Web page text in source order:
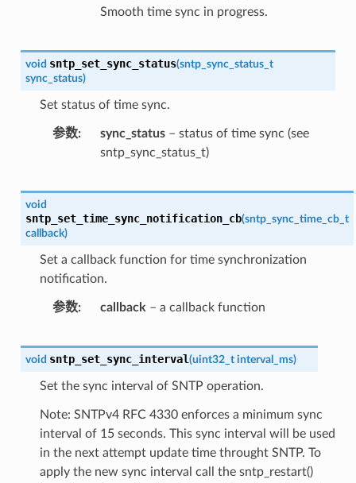
Smooth time sync in progress.
void sntp_set_sync_status(sntp_sync_status_t
sync_status)
Set status of time sync.
参数 sync_status– status of time sync (see
sntp_sync_status_t)
void
sntp_set_time_sync_notification_cb(sntp_sync_time_cb_t
callback)
Set a callback function for time synchronization
notification.
参数 callback – a callback function
void sntp_set_sync_interval(uint32_t interval_ms)
Set the sync interval of SNTP operation.
Note: SNTPv4 RFC 4330 enforces a minimum sync
interval of 15 seconds. This sync interval will be used
in the next attempt update time throught SNTP. To
apply the new sync interval call the sntp_restart()